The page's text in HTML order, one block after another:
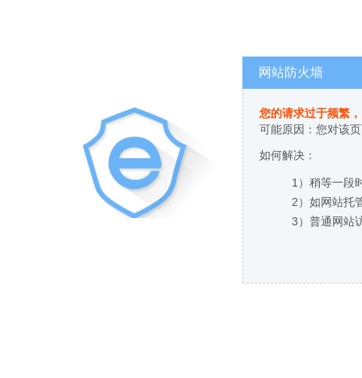
网站防火墙
您的请求过于频繁
可能原因：您对该
如何解决：
1）稍等一段
2）如网站托
3）普通网站